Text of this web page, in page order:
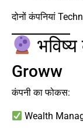
दोनों कंपनियां
Groww
कंपनी का फोकस:
Wealth